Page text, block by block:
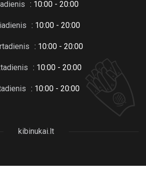
: 10:00 - 20:00
: 10:00 - 20:00
: 10:00 - 20:00
: 10:00 - 20:00
: 10:00 - 20:00
kibinukai.lt